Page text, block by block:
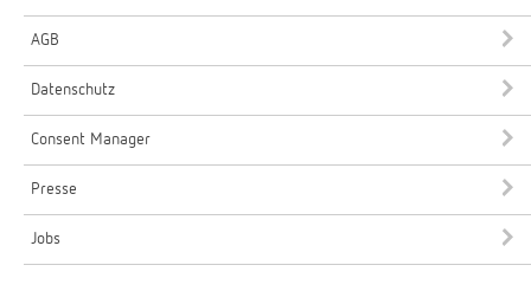
AGB
Datenschutz
Consent Manager
Presse
Jobs